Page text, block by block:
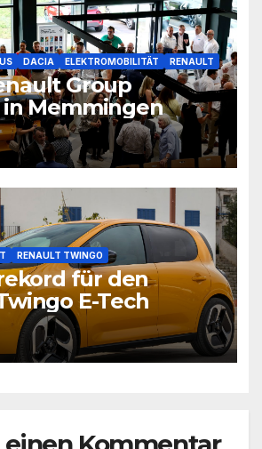
DACIA ELEKTROMOBILITÄT RENAULT
Group
Memmingen
RENAULT TWINGO
für den
E-Tech